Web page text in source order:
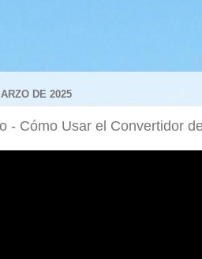
DE 2025
- Cómo Usar el Convertidor